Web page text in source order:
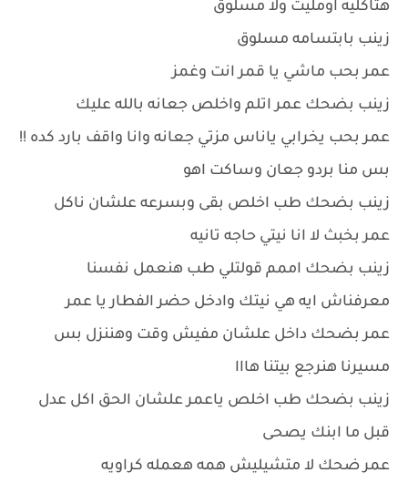
هتاكليه اومليت ولا مسلوق
زينب بابتسامه مسلوق
عمر بحب ماشي يا قمر انت وغمز
زينب بضحك عمر اتلم واخلص جعانه بالله عليك
عمر بحب يخرابي ياناس مزتي جعانه وانا واقف بارد كده !!
بس منا بردو جعان وساكت اهو
زينب بضحك طب اخلص بقى وبسرعه علشان ناكل
عمر بخبث لا انا نيتي حاجه تانيه
زينب بضحك اممم قولتلي طب هنعمل نفسنا
معرفناش ايه هي نيتك وادخل حضر الفطار يا عمر
عمر بضحك داخل علشان مفيش وقت وهننزل بس
مسيرنا هنرجع بيتنا هااا
زينب بضحك طب اخلص ياعمر علشان الحق اكل عدل
قبل ما ابنك يصحى
عمر ضحك لا متشيليش همه هعمله كراويه